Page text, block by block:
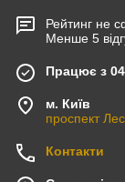
Рейтинг не
Менше 5
Працює з
м. Київ
проспект
Контакти